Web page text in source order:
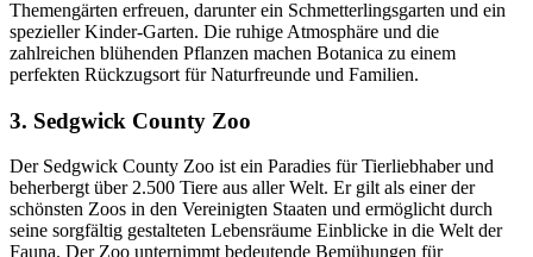
Themengärten erfreuen, darunter ein Schmetterlingsgarten und ein
spezieller Kinder-Garten. Die ruhige Atmosphäre und die
zahlreichen blühenden Pflanzen machen Botanica zu einem
perfekten Rückzugsort für Naturfreunde und Familien.
3. Sedgwick County Zoo
Der Sedgwick County Zoo ist ein Paradies für Tierliebhaber und
beherbergt über 2.500 Tiere aus aller Welt. Er gilt als einer der
schönsten Zoos in den Vereinigten Staaten und ermöglicht durch
seine sorgfältig gestalteten Lebensräume Einblicke in die Welt der
Fauna. Der Zoo unternimmt bedeutende Bemühungen für